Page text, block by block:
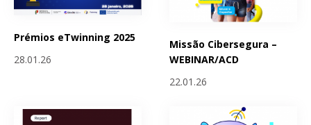
Prémios eTwinning 2025
28.01.26
Missão Cibersegura –
WEBINAR/ACD
22.01.26